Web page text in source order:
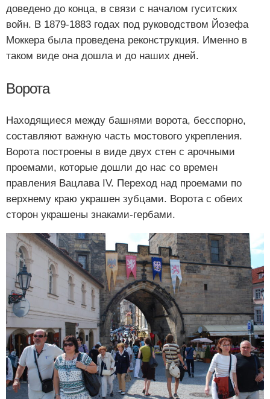
доведено до конца, в связи с началом гуситских
войн. В 1879-1883 годах под руководством Йозефа
Моккера была проведена реконструкция. Именно в
таком виде она дошла и до наших дней.
Ворота
Находящиеся между башнями ворота, бесспорно,
составляют важную часть мостового укрепления.
Ворота построены в виде двух стен с арочными
проемами, которые дошли до нас со времен
правления Вацлава IV. Переход над проемами по
верхнему краю украшен зубцами. Ворота с обеих
сторон украшены знаками-гербами.